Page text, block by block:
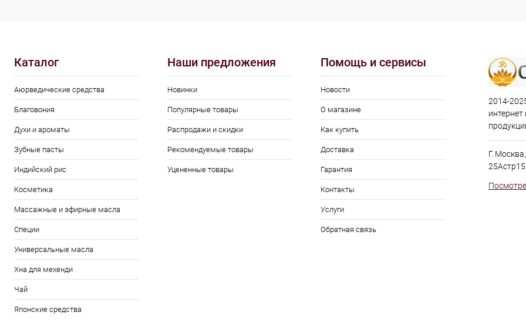
Каталог
Аюрведические средства
Благовония
Духи и ароматы
Зубные пасты
Индийский рис
Косметика
Массажные и эфирные масла
Специи
Универсальные масла
Хна для мехенди
Чай
Японские средства
Наши предложения
Новинки
Популярные товары
Распродажи и скидки
Рекомендуемые товары
Уцененные товары
Помощь и сервисы
Новости
О магазине
Как купить
Доставка
Гарантия
Контакты
Услуги
Обратная связь
2014-
Г.
25Астр15